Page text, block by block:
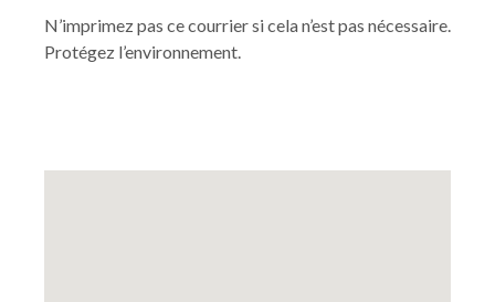
N’imprimez pas ce courrier si cela n’est pas nécessaire.
Protégez l’environnement.